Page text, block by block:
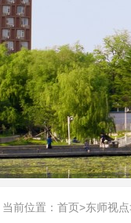
当前位置： 首页>东师视点